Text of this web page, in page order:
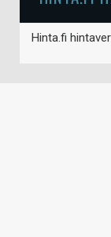
Hinta.fi